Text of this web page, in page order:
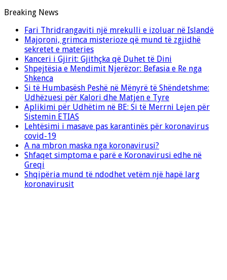
Breaking News
Fari Thridrangaviti një mrekulli e izoluar në Islandë
Majoroni, grimca misterioze që mund të zgjidhë
sekretet e materies
Kanceri i Gjirit: Gjithçka që Duhet të Dini
Shpejtësia e Mendimit Njerëzor: Befasia e Re nga
Shkenca
Si të Humbasësh Peshë në Mënyrë të Shëndetshme:
Udhëzuesi për Kalori dhe Matjen e Tyre
Aplikimi për Udhëtim në BE: Si të Merrni Lejen për
Sistemin ETIAS
Lehtësimi i masave pas karantinës për koronavirus
covid-19
A na mbron maska nga koronavirusi?
Shfaqet simptoma e parë e Koronavirusi edhe në
Greqi
Shqipëria mund të ndodhet vetëm një hapë larg
koronavirusit